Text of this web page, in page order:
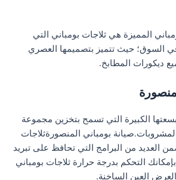
المميزة هي ثلاجات بومباني التي
السوق؛ حيث تتميز بتصميمها العصري
ديكورات المطابخ.
الكبيرة التي تسمح بتخزين مجموعة
بومباني المنصورةثلاجات
العديد من البرامج التي تحافظ على تبريد
التحكم بدرجة حرارة ثلاجات بومباني
العين الساخنة.